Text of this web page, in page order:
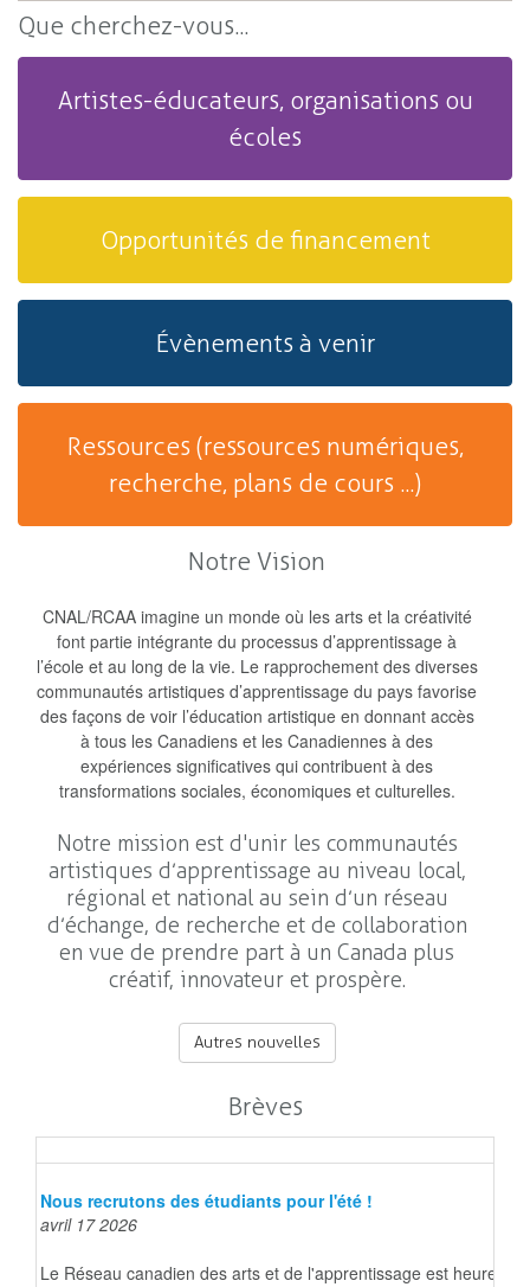
Que cherchez-vous...
Artistes-éducateurs, organisations ou
écoles
Opportunités de financement
Évènements à venir
Ressources (ressources numériques,
recherche, plans de cours ...)
Notre Vision
CNAL/RCAA imagine un monde où les arts et la créativité
font partie intégrante du processus d’apprentissage à
l’école et au long de la vie. Le rapprochement des diverses
communautés artistiques d’apprentissage du pays favorise
des façons de voir l’éducation artistique en donnant accès
à tous les Canadiens et les Canadiennes à des
expériences significatives qui contribuent à des
transformations sociales, économiques et culturelles.
Notre mission est d'unir les communautés
artistiques d’apprentissage au niveau local,
régional et national au sein d’un réseau
d’échange, de recherche et de collaboration
en vue de prendre part à un Canada plus
créatif, innovateur et prospère.
Autres nouvelles
Brèves
Nous recrutons des étudiants pour l'été !
avril 17 2026
Le Réseau canadien des arts et de l'apprentissage est